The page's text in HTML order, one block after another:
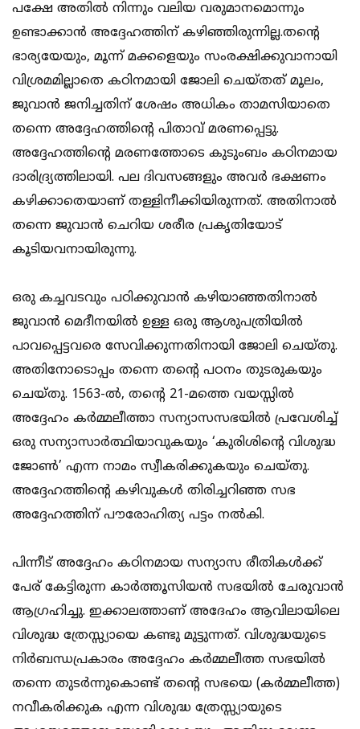
പക്ഷേ അതില്‍ നിന്നും വലിയ വരുമാനമൊന്നും
ഉണ്ടാക്കാന്‍ അദ്ദേഹത്തിന് കഴിഞ്ഞിരുന്നില്ല.തന്റെ
ഭാര്യയേയും, മൂന്ന്‍ മക്കളെയും സംരക്ഷിക്കുവാനായി
വിശ്രമമില്ലാതെ കഠിനമായി ജോലി ചെയ്തത് മൂലം,
ജുവാന്‍ ജനിച്ചതിന് ശേഷം അധികം താമസിയാതെ
തന്നെ അദ്ദേഹത്തിന്റെ പിതാവ്‌ മരണപ്പെട്ടു.
അദ്ദേഹത്തിന്റെ മരണത്തോടെ കുടുംബം കഠിനമായ
ദാരിദ്ര്യത്തിലായി. പല ദിവസങ്ങളും അവര്‍ ഭക്ഷണം
കഴിക്കാതെയാണ് തള്ളിനീക്കിയിരുന്നത്. അതിനാല്‍
തന്നെ ജുവാന്‍ ചെറിയ ശരീര പ്രകൃതിയോട്
കൂടിയവനായിരുന്നു.
ഒരു കച്ചവടവും പഠിക്കുവാന്‍ കഴിയാഞ്ഞതിനാല്‍
ജുവാന്‍ മെദീനയില്‍ ഉള്ള ഒരു ആശുപത്രിയില്‍
പാവപ്പെട്ടവരെ സേവിക്കുന്നതിനായി ജോലി ചെയ്തു.
അതിനോടൊപ്പം തന്നെ തന്റെ പഠനം തുടരുകയും
ചെയ്തു. 1563-ല്‍, തന്റെ 21-മത്തെ വയസ്സില്‍
അദ്ദേഹം കർമ്മലീത്താ സന്യാസസഭയിൽ പ്രവേശിച്ച്
ഒരു സന്യാസാർത്ഥിയാവുകയും ‘കുരിശിന്റെ വിശുദ്ധ
ജോണ്‍’ എന്ന നാമം സ്വീകരിക്കുകയും ചെയ്തു.
അദ്ദേഹത്തിന്റെ കഴിവുകള്‍ തിരിച്ചറിഞ്ഞ സഭ
അദ്ദേഹത്തിന് പൗരോഹിത്യ പട്ടം നല്‍കി.
പിന്നീട് അദ്ദേഹം കഠിനമായ സന്യാസ രീതികള്‍ക്ക്‌
പേര് കേട്ടിരുന്ന കാര്‍ത്തൂസിയന്‍ സഭയില്‍ ചേരുവാന്‍
ആഗ്രഹിച്ചു. ഇക്കാലത്താണ് അദേഹം ആവിലായിലെ
വിശുദ്ധ ത്രേസ്സ്യായെ കണ്ടു മുട്ടുന്നത്. വിശുദ്ധയുടെ
നിര്‍ബന്ധപ്രകാരം അദ്ദേഹം കര്‍മ്മലീത്ത സഭയില്‍
തന്നെ തുടര്‍ന്നുകൊണ്ട് തന്റെ സഭയെ (കര്‍മ്മലീത്ത)
നവീകരിക്കുക എന്ന വിശുദ്ധ ത്രേസ്സ്യായുടെ